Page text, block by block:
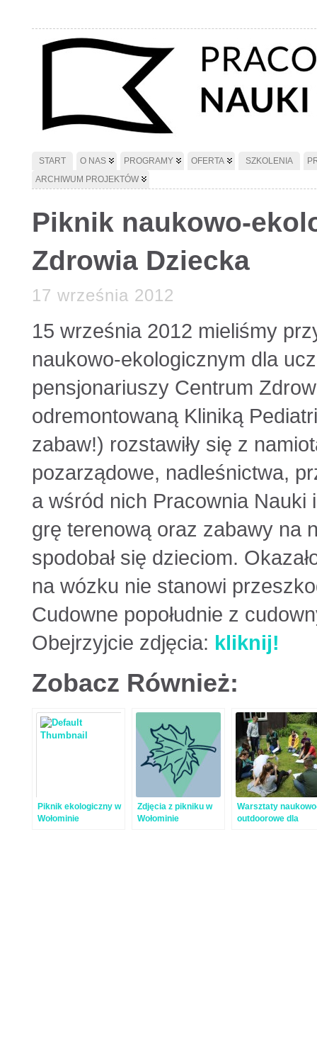
START O NAS PROGRAMY OFERTA SZKOLENIA
ARCHIWUM PROJEKTÓW
Piknik naukowo-
Zdrowia Dziecka
17 września 2012
15 września 2012 mieliśmy
naukowo-ekologicznym dla
pensjonariuszy Centrum
odremontowaną Kliniką
zabaw!) rozstawiły się z
pozarządowe, nadleśnictwa,
a wśród nich Pracownia Nauki
grę terenową oraz zabawy na
spodobał się dzieciom.
na wózku nie stanowi
Cudowne popołudnie z
Obejrzyjcie zdjęcia: kliknij!
Zobacz Również:
Piknik ekologiczny w
Wołominie
Zdjęcia z pikniku w
Wołominie
Warsztaty
outdoorowe dla